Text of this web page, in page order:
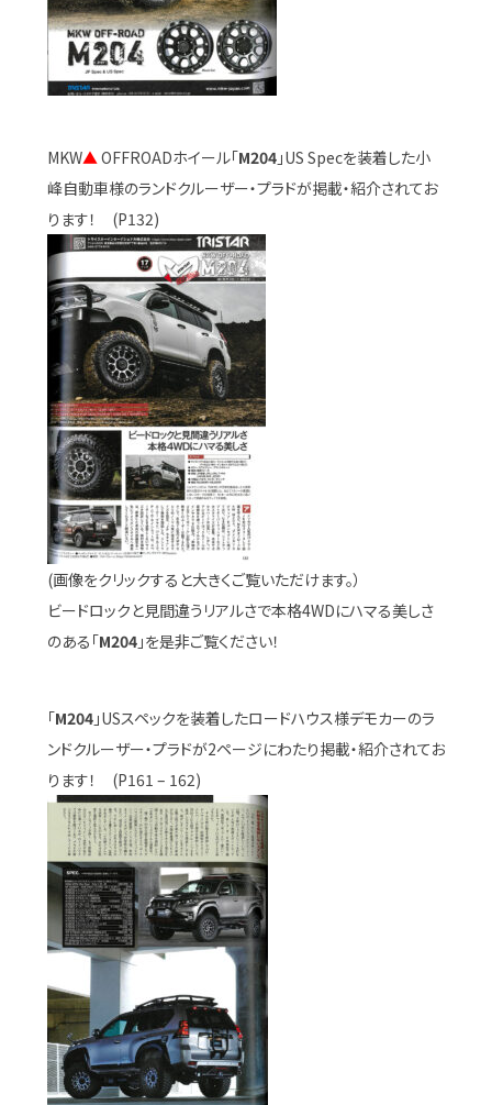
MKW▲OFFROADホイール「M204」US Specを装着した小
峰自動車様のランドクルーザー・プラドが掲載・紹介されてお
ります！ (P132)
(画像をクリックすると大きくご覧いただけます。）
ビードロックと見間違うリアルさで本格4WDにハマる美しさ
のある「M204」を是非ご覧ください！
「M204」USスペックを装着したロードハウス様デモカーのラ
ンドクルーザー・プラドが2ページにわたり掲載・紹介されてお
ります！ (P161 – 162)